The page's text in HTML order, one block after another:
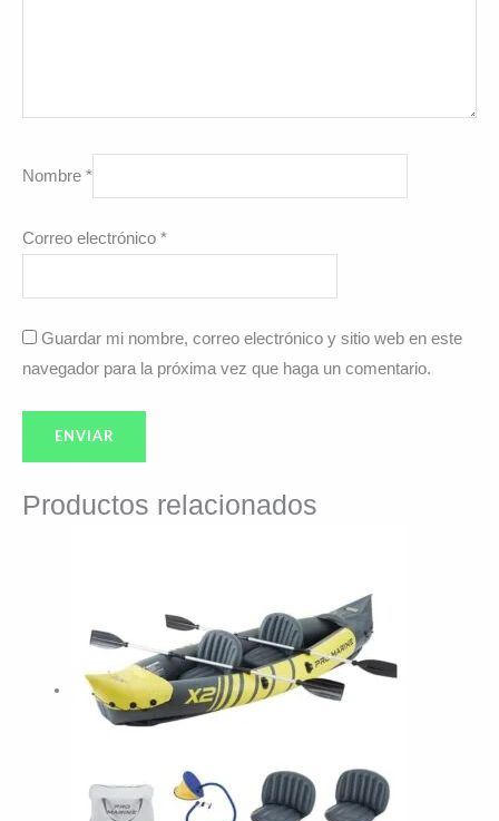
Nombre *
Correo electrónico *
Guardar mi nombre, correo electrónico y sitio web en este
navegador para la próxima vez que haga un comentario.
Productos relacionados